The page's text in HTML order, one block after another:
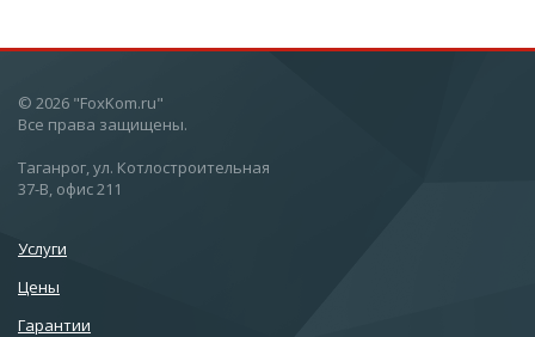
© 2026 "FoxKom.ru"
Все права защищены.
Таганрог, ул. Котлостроительная
37-В, офис 211
Услуги
Цены
Гарантии